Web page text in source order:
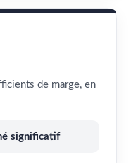
de marge, en
significatif